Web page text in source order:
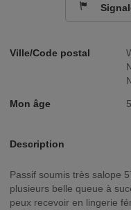
Ville/Code postal
Mon âge
Description
Passif soumis très salope 57a 1m70 75k recherche une ou
plusieurs belle queue à
peux recevoir en lingerie